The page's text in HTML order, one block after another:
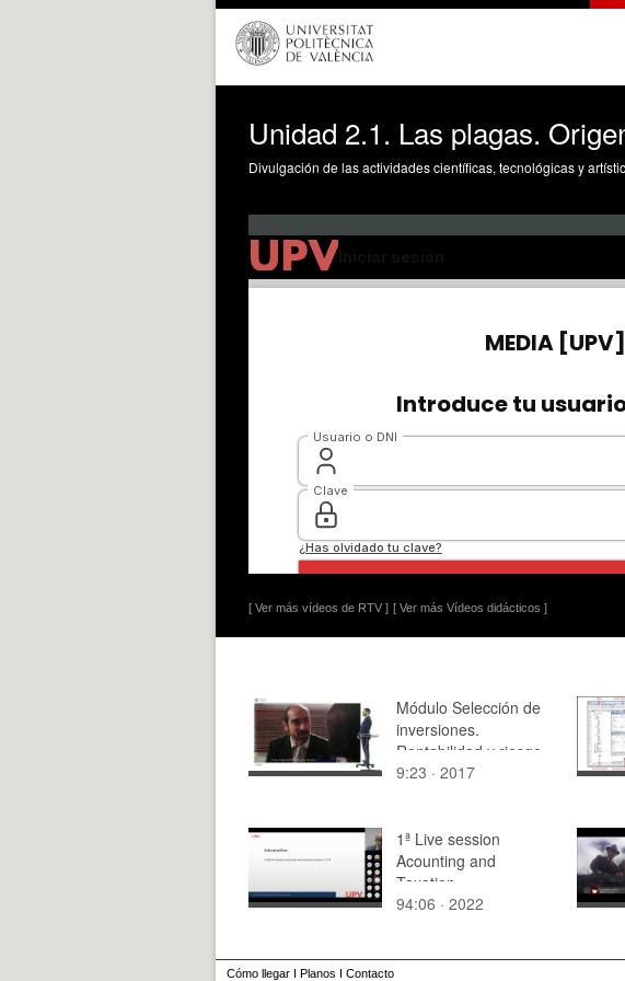
Unidad 2.1. Las plagas.
Divulgación de las actividades científicas, tecnológicas y
[ Ver más vídeos de RTV ] [ Ver más Vídeos didácticos ]
Módulo Selección de
inversiones.
Rentabilidad y riesgo.
Riesgo de un activo
9:23 · 2017
1ª Live session
Acounting and
Taxation
94:06 · 2022
Cómo llegar I Planos I Contacto